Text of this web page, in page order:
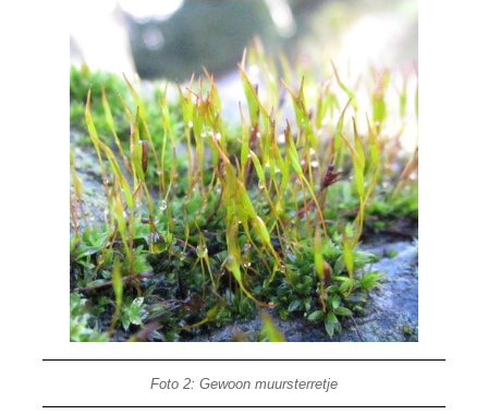
Foto 2: Gewoon muursterretje